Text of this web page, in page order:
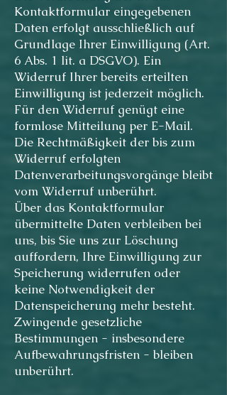
Kontaktformular eingegebenen
Daten erfolgt ausschließlich auf
Grundlage Ihrer Einwilligung (Art.
6 Abs. 1 lit. a DSGVO). Ein
Widerruf Ihrer bereits erteilten
Einwilligung ist jederzeit möglich.
Für den Widerruf genügt eine
formlose Mitteilung per E-Mail.
Die Rechtmäßigkeit der bis zum
Widerruf erfolgten
Datenverarbeitungsvorgänge bleibt
vom Widerruf unberührt.
Über das Kontaktformular
übermittelte Daten verbleiben bei
uns, bis Sie uns zur Löschung
auffordern, Ihre Einwilligung zur
Speicherung widerrufen oder
keine Notwendigkeit der
Datenspeicherung mehr besteht.
Zwingende gesetzliche
Bestimmungen - insbesondere
Aufbewahrungsfristen - bleiben
unberührt.